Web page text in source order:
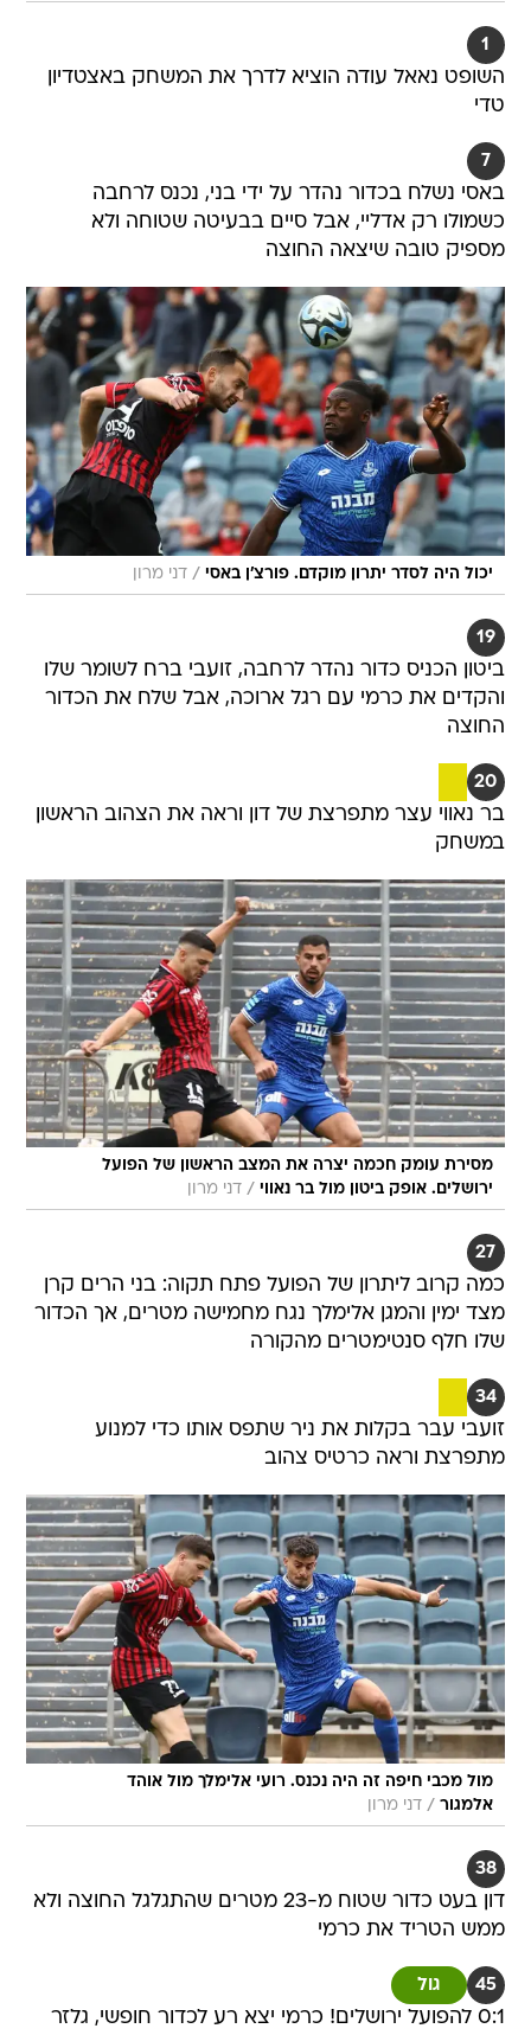
1
השופט נאאל עודה הוציא לדרך את המשחק באצטדיון
טדי
7
באסי נשלח בכדור נהדר על ידי בני, נכנס לרחבה
כשמולו רק אדליי, אבל סיים בבעיטה שטוחה ולא
מספיק טובה שיצאה החוצה
יכול היה לסדר יתרון מוקדם. פורצ'ן באסי / דני מרון
19
ביטון הכניס כדור נהדר לרחבה, זועבי ברח לשומר שלו
והקדים את כרמי עם רגל ארוכה, אבל שלח את הכדור
החוצה
20
בר נאווי עצר מתפרצת של דון וראה את הצהוב הראשון
במשחק
מסירת עומק חכמה יצרה את המצב הראשון של הפועל
ירושלים. אופק ביטון מול בר נאווי / דני מרון
27
כמה קרוב ליתרון של הפועל פתח תקוה: בני הרים קרן
מצד ימין והמגן אלימלך נגח מחמישה מטרים, אך הכדור
שלו חלף סנטימטרים מהקורה
34
זועבי עבר בקלות את ניר שתפס אותו כדי למנוע
מתפרצת וראה כרטיס צהוב
מול מכבי חיפה זה היה נכנס. רועי אלימלך מול אוהד
אלמגור / דני מרון
38
דון בעט כדור שטוח מ-23 מטרים שהתגלגל החוצה ולא
ממש הטריד את כרמי
45 גול
0:1 להפועל ירושלים! כרמי יצא רע לכדור חופשי, גלזר